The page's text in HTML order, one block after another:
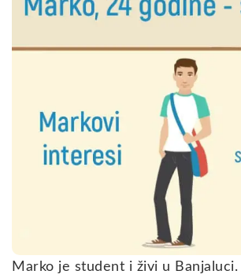
Marko je student i živi u